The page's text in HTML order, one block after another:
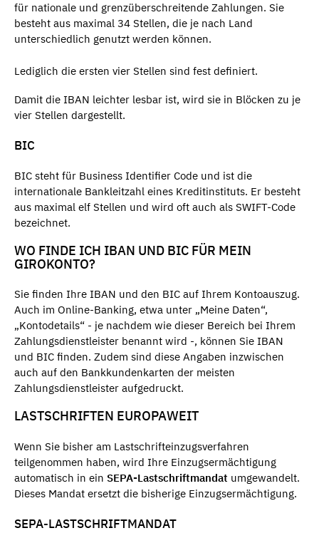
für nationale und grenzüberschreitende Zahlungen. Sie
besteht aus maximal 34 Stellen, die je nach Land
unterschiedlich genutzt werden können.
Lediglich die ersten vier Stellen sind fest definiert.
Damit die IBAN leichter lesbar ist, wird sie in Blöcken zu je
vier Stellen dargestellt.
BIC
BIC steht für Business Identifier Code und ist die
internationale Bankleitzahl eines Kreditinstituts. Er besteht
aus maximal elf Stellen und wird oft auch als SWIFT-Code
bezeichnet.
WO FINDE ICH IBAN UND BIC FÜR MEIN
GIROKONTO?
Sie finden Ihre IBAN und den BIC auf Ihrem Kontoauszug.
Auch im Online-Banking, etwa unter „Meine Daten“,
„Kontodetails“ - je nachdem wie dieser Bereich bei Ihrem
Zahlungsdienstleister benannt wird -, können Sie IBAN
und BIC finden. Zudem sind diese Angaben inzwischen
auch auf den Bankkundenkarten der meisten
Zahlungsdienstleister aufgedruckt.
LASTSCHRIFTEN EUROPAWEIT
Wenn Sie bisher am Lastschrifteinzugsverfahren
teilgenommen haben, wird Ihre Einzugsermächtigung
automatisch in ein SEPA-Lastschriftmandat umgewandelt.
Dieses Mandat ersetzt die bisherige Einzugsermächtigung.
SEPA-LASTSCHRIFTMANDAT